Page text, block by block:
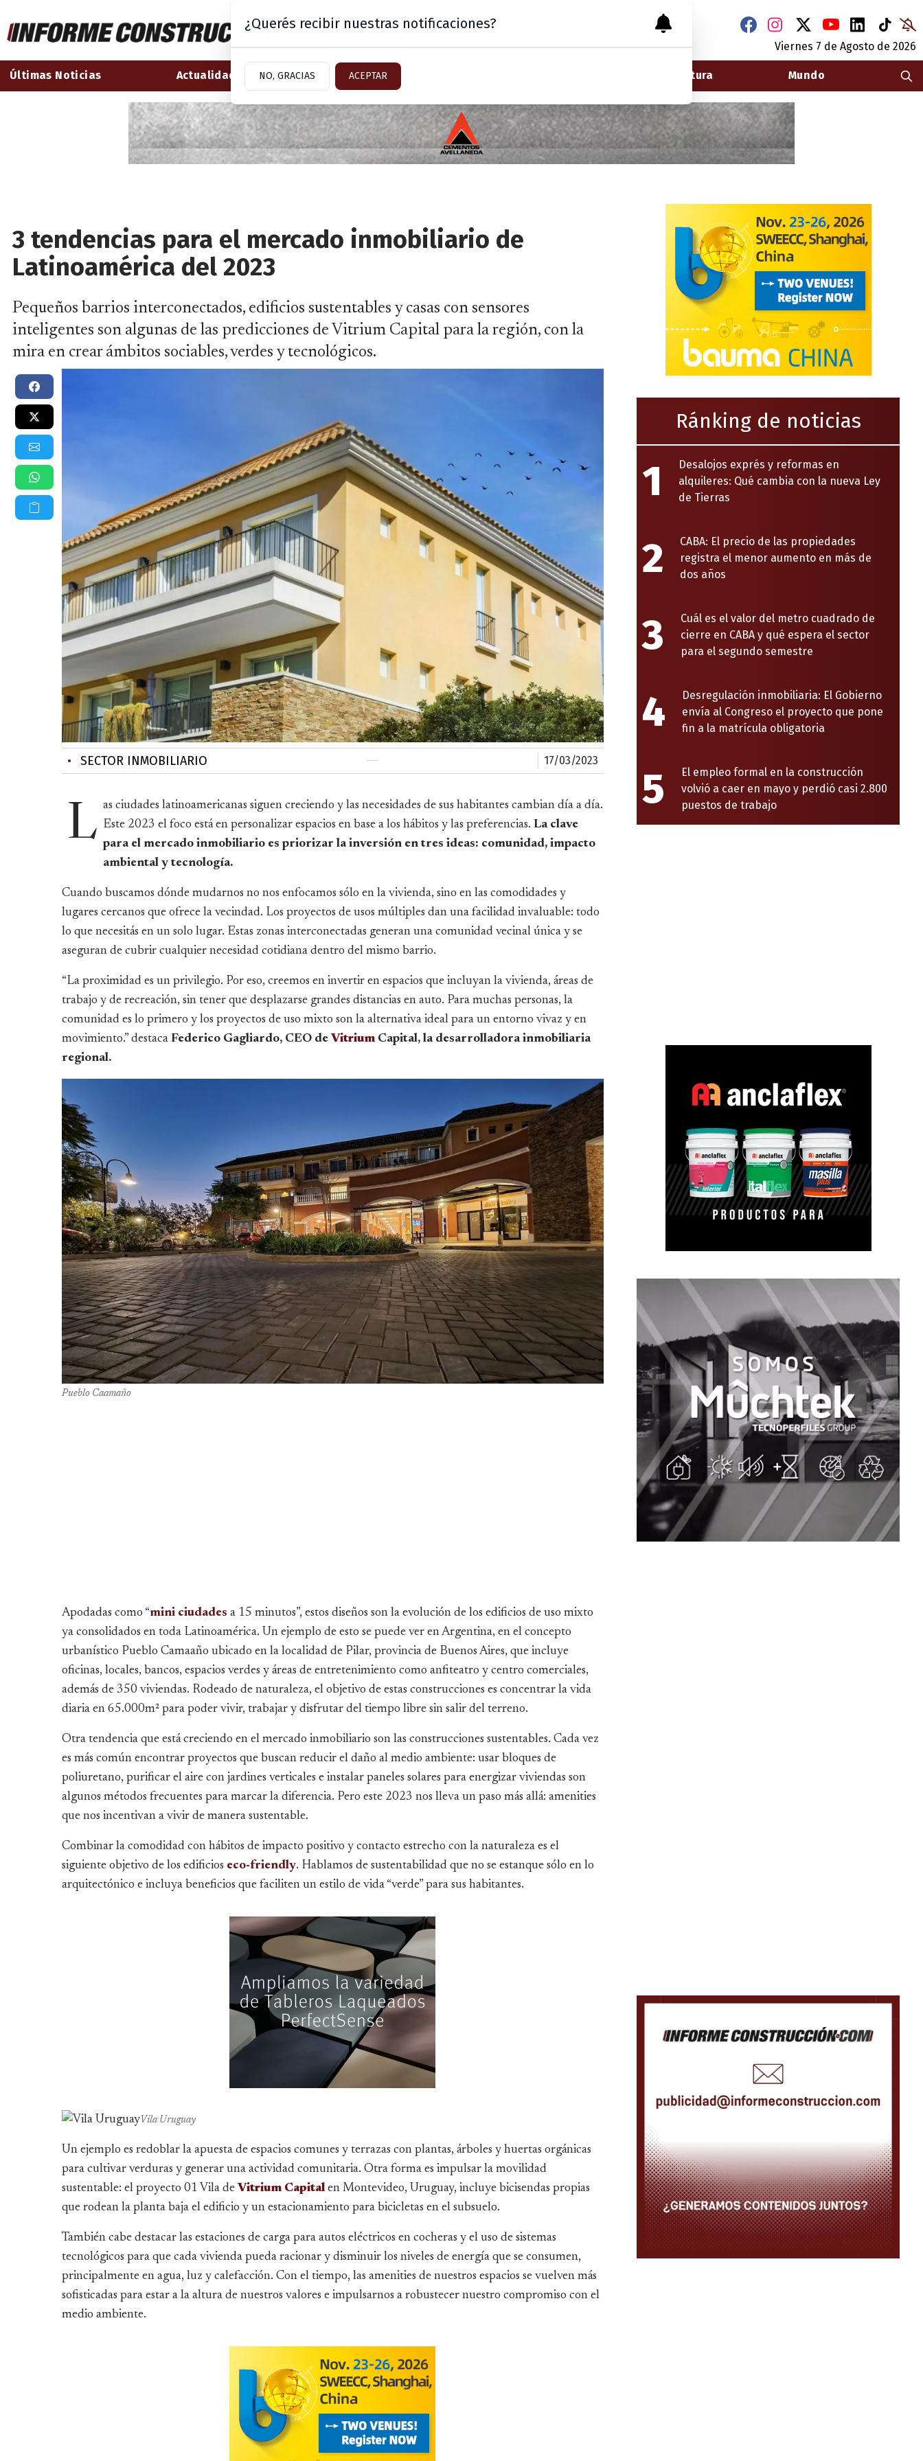
Viernes 7 de Agosto de 2026
Últimas Noticias Actualidad Mercado Arquitectura Mundo
3 tendencias para el mercado inmobiliario de
Latinoamérica del 2023
Pequeños barrios interconectados, edificios sustentables y casas con sensores
inteligentes son algunas de las predicciones de Vitrium Capital para la región, con la
mira en crear ámbitos sociables, verdes y tecnológicos.
• SECTOR INMOBILIARIO 17/03/2023
L as ciudades latinoamericanas siguen creciendo y las necesidades de sus habitantes cambian día a día.
Este 2023 el foco está en personalizar espacios en base a los hábitos y las preferencias. La clave
para el mercado inmobiliario es priorizar la inversión en tres ideas: comunidad, impacto
ambiental y tecnología.
Cuando buscamos dónde mudarnos no nos enfocamos sólo en la vivienda, sino en las comodidades y
lugares cercanos que ofrece la vecindad. Los proyectos de usos múltiples dan una facilidad invaluable: todo
lo que necesitás en un solo lugar. Estas zonas interconectadas generan una comunidad vecinal única y se
aseguran de cubrir cualquier necesidad cotidiana dentro del mismo barrio.
“La proximidad es un privilegio. Por eso, creemos en invertir en espacios que incluyan la vivienda, áreas de
trabajo y de recreación, sin tener que desplazarse grandes distancias en auto. Para muchas personas, la
comunidad es lo primero y los proyectos de uso mixto son la alternativa ideal para un entorno vivaz y en
movimiento.” destaca Federico Gagliardo, CEO de Vitrium Capital, la desarrolladora inmobiliaria
regional.
Pueblo Caamaño
Apodadas como “mini ciudades a 15 minutos”, estos diseños son la evolución de los edificios de uso mixto
ya consolidados en toda Latinoamérica. Un ejemplo de esto se puede ver en Argentina, en el concepto
urbanístico Pueblo Camaaño ubicado en la localidad de Pilar, provincia de Buenos Aires, que incluye
oficinas, locales, bancos, espacios verdes y áreas de entretenimiento como anfiteatro y centro comerciales,
además de 350 viviendas. Rodeado de naturaleza, el objetivo de estas construcciones es concentrar la vida
diaria en 65.000m² para poder vivir, trabajar y disfrutar del tiempo libre sin salir del terreno.
Otra tendencia que está creciendo en el mercado inmobiliario son las construcciones sustentables. Cada vez
es más común encontrar proyectos que buscan reducir el daño al medio ambiente: usar bloques de
poliuretano, purificar el aire con jardines verticales e instalar paneles solares para energizar viviendas son
algunos métodos frecuentes para marcar la diferencia. Pero este 2023 nos lleva un paso más allá: amenities
que nos incentivan a vivir de manera sustentable.
Combinar la comodidad con hábitos de impacto positivo y contacto estrecho con la naturaleza es el
siguiente objetivo de los edificios eco-friendly. Hablamos de sustentabilidad que no se estanque sólo en lo
arquitectónico e incluya beneficios que faciliten un estilo de vida “verde” para sus habitantes.
Vila Uruguay
Un ejemplo es redoblar la apuesta de espacios comunes y terrazas con plantas, árboles y huertas orgánicas
para cultivar verduras y generar una actividad comunitaria. Otra forma es impulsar la movilidad
sustentable: el proyecto 01 Vila de VitriumCapitalen Montevideo, Uruguay, incluye bicisendas propias
que rodean la planta baja el edificio y un estacionamiento para bicicletas en el subsuelo.
También cabe destacar las estaciones de carga para autos eléctricos en cocheras y el uso de sistemas
tecnológicos para que cada vivienda pueda racionar y disminuir los niveles de energía que se consumen,
principalmente en agua, luz y calefacción. Con el tiempo, las amenities de nuestros espacios se vuelven más
sofisticadas para estar a la altura de nuestros valores e impulsarnos a robustecer nuestro compromiso con el
medio ambiente.
Ránking de noticias
1
Desalojos exprés y reformas en
alquileres: Qué cambia con la nueva Ley
de Tierras
2
CABA: El precio de las propiedades
registra el menor aumento en más de
dos años
3
Cuál es el valor del metro cuadrado de
cierre en CABA y qué espera el sector
para el segundo semestre
4
Desregulación inmobiliaria: El Gobierno
envía al Congreso el proyecto que pone
fin a la matrícula obligatoria
5
El empleo formal en la construcción
volvió a caer en mayo y perdió casi 2.800
puestos de trabajo
¿Querés recibir nuestras notificaciones?
NO, GRACIAS ACEPTAR